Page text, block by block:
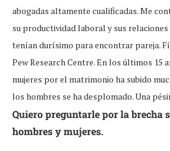
abogadas altamente cualificadas. Me
su productividad laboral y sus relaciones
tenían durísimo para encontrar pareja.
Pew Research Centre. En los últimos 15
mujeres por el matrimonio ha subido
los hombres se ha desplomado. Una
Quiero preguntarle por la brecha
hombres y mujeres.